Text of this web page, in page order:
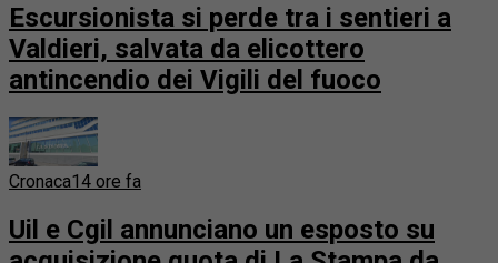
Escursionista si perde tra i sentieri a
Valdieri, salvata da elicottero
antincendio dei Vigili del fuoco
Cronaca14 ore fa
Uil e Cgil annunciano un esposto su